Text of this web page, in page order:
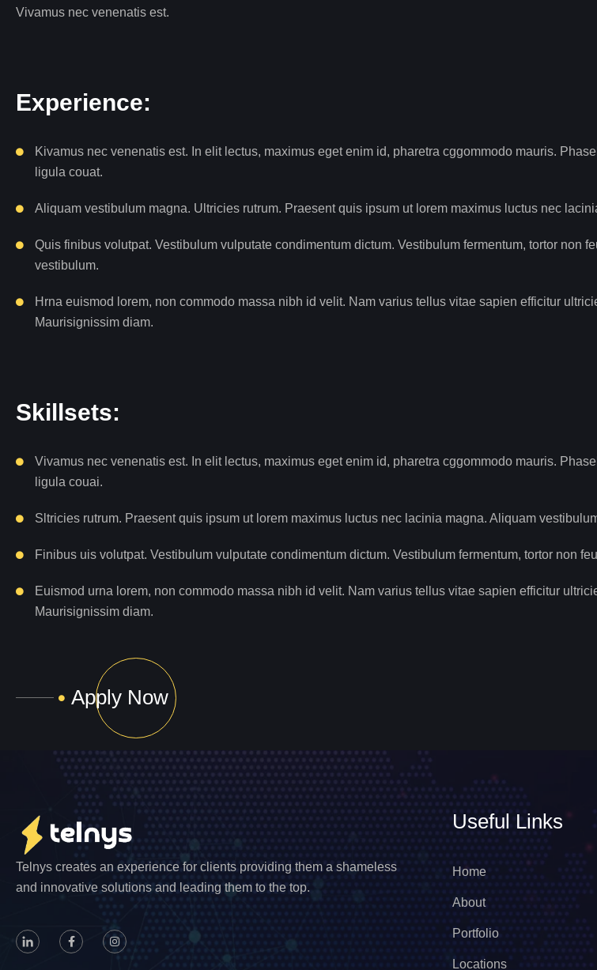
Vivamus nec venenatis est.
Experience:
Kivamus nec venenatis est. In elit lectus, maximus eget enim id, pharetra cggommodo mauris.
ligula couat.
Aliquam vestibulum magna. Ultricies rutrum. Praesent quis ipsum ut lorem maximus luctus nec
Quis finibus volutpat. Vestibulum vulputate condimentum dictum. Vestibulum fermentum, tortor non
vestibulum.
Hrna euismod lorem, non commodo massa nibh id velit. Nam varius tellus vitae sapien efficitur
Maurisignissim diam.
Skillsets:
Vivamus nec venenatis est. In elit lectus, maximus eget enim id, pharetra cggommodo mauris.
ligula couai.
Sltricies rutrum. Praesent quis ipsum ut lorem maximus luctus nec lacinia magna. Aliquam
Finibus uis volutpat. Vestibulum vulputate condimentum dictum. Vestibulum fermentum, tortor non
Euismod urna lorem, non commodo massa nibh id velit. Nam varius tellus vitae sapien efficitur
Maurisignissim diam.
Apply Now
Telnys creates an experience for clients providing them a shameless
and innovative solutions and leading them to the top.
Useful Links
Home
About
Portfolio
Locations